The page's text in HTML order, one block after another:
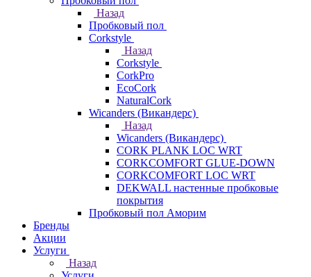
Назад
Пробковый пол
Corkstyle
Назад
Corkstyle
CorkPro
EcoCork
NaturalCork
Wicanders (Викандерс)
Назад
Wicanders (Викандерс)
CORK PLANK LOC WRT
CORKCOMFORT GLUE-DOWN
CORKCOMFORT LOC WRT
DEKWALL настенные пробковые
покрытия
Пробковый пол Аморим
Бренды
Акции
Услуги
Назад